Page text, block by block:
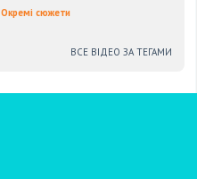
Окремі сюжети
ВСЕ ВІДЕО ЗА ТЕГАМИ